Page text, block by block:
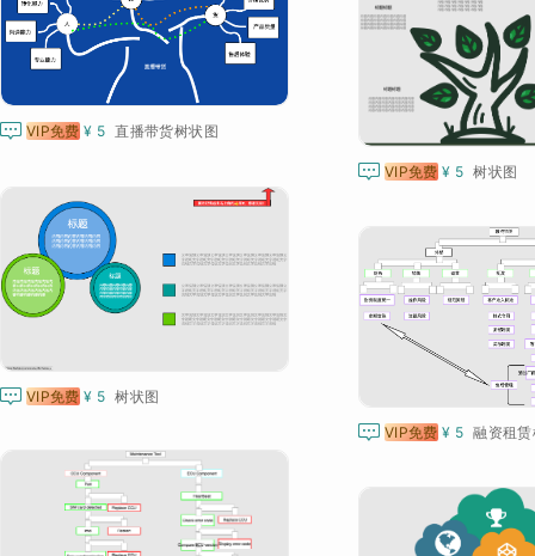
 VIP免费 ¥ 5 直播带货树状图
 VIP免费 ¥ 5 树状图
 VIP免费 ¥ 5 树状图
 VIP免费 ¥ 5 融资租